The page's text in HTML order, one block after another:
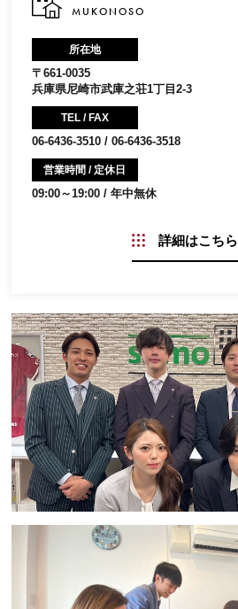
MUKONOSO
所在地
〒661-0035
兵庫県尼崎市武庫之荘1丁目2-3
TEL / FAX
06-6436-3510 / 06-6436-3518
営業時間 / 定休日
09:00～19:00 / 年中無休
詳細はこちら